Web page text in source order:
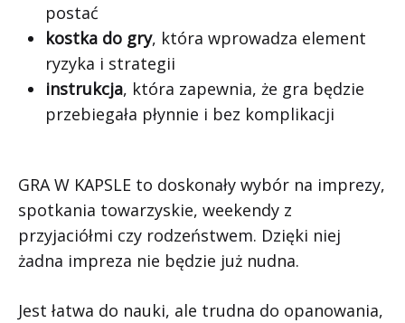
postać
kostka do gry, która wprowadza element
ryzyka i strategii
instrukcja, która zapewnia, że gra będzie
przebiegała płynnie i bez komplikacji
GRA W KAPSLE to doskonały wybór na imprezy,
spotkania towarzyskie, weekendy z
przyjaciółmi czy rodzeństwem. Dzięki niej
żadna impreza nie będzie już nudna.
Jest łatwa do nauki, ale trudna do opanowania,